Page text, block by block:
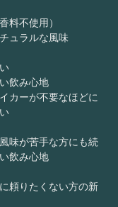
料不使用）
ュラルな風味
飲み心地
カーが不要なほどに
味が苦手な方にも続
飲み心地
頼りたくない方の新